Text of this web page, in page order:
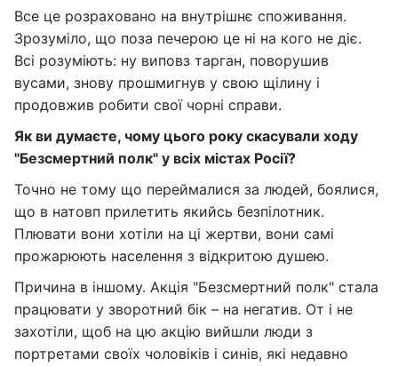
Все це розраховано на внутрішнє споживання.
Зрозуміло, що поза печерою це ні на кого не діє.
Всі розуміють: ну виповз тарган, поворушив
вусами, знову прошмигнув у свою щілину і
продовжив робити свої чорні справи.
Як ви думаєте, чому цього року скасували ходу
"Безсмертний полк" у всіх містах Росії?
Точно не тому що переймалися за людей, боялися,
що в натовп прилетить якийсь безпілотник.
Плювати вони хотіли на ці жертви, вони самі
прожарюють населення з відкритою душею.
Причина в іншому. Акція "Безсмертний полк" стала
працювати у зворотний бік – на негатив. От і не
захотіли, щоб на цю акцію вийшли люди з
портретами своїх чоловіків і синів, які недавно